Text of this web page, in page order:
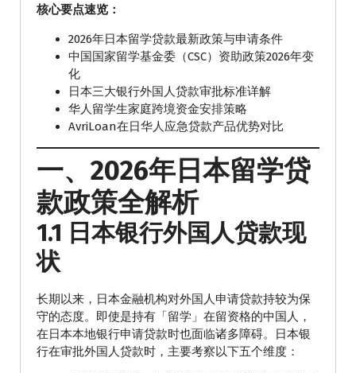
核心要点速览：
2026年日本留学贷款最新政策与申请条件
中国国家留学基金委（CSC）资助政策2026年变
化
日本三大银行外国人贷款审批标准详解
华人留学生家庭跨境资金安排策略
AvriLoan在日华人应急贷款产品优势对比
一、2026年日本留学贷
款政策全解析
1.1 日本银行外国人贷款现
状
长期以来，日本金融机构对外国人申请贷款持较为保
守的态度。即使是持有「留学」在留资格的中国人，
在日本本地银行申请贷款时也面临诸多障碍。日本银
行在审批外国人贷款时，主要考察以下五个维度：